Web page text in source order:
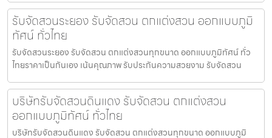
รับจัดสวนระยอง รับจัดสวน ตกแต่งสวน ออกแบบภูมิ
ทัศน์ ทั่วไทย
รับจัดสวนระยอง รับจัดสวน ตกแต่งสวนทุกขนาด ออกแบบภูมิทัศน์ ทั่ว
ไทยราคาเป็นกันเอง เน้นคุณภาพ รับประกันความสวยงาม รับจัดสวน
บริษัทรับจัดสวนดินแดง รับจัดสวน ตกแต่งสวน
ออกแบบภูมิทัศน์ ทั่วไทย
บริษัทรับจัดสวนดินแดง รับจัดสวน ตกแต่งสวนทุกขนาด ออกแบบภูมิ